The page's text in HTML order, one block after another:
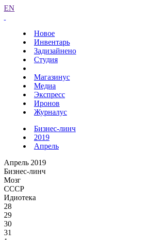
EN
Новое
Инвентарь
Задизайнено
Студия
Магазинус
Медиа
Экспресс
Иронов
Журналус
Бизнес-линч
2019
Апрель
Апрель 2019
Бизнес-линч
Мозг
СССР
Идиотека
28
29
30
31